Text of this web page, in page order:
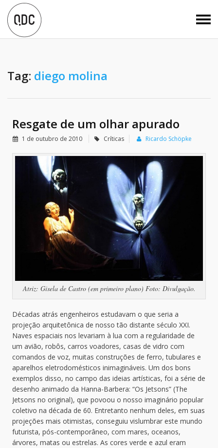
Tag: diego molina
Resgate de um olhar apurado
1 de outubro de 2010 Críticas Ricardo Schöpke
Atriz: Gisela de Castro (em primeiro plano) Foto: Divulgação.
Décadas atrás engenheiros estudavam o que seria a
projeção arquitetônica de nosso tão distante século XXI.
Naves espaciais nos levariam à lua com a regularidade de
um avião, robôs, carros voadores, casas de vidro com
comandos de voz, muitas construções de ferro, tubulares e
aparelhos eletrodomésticos inimagináveis. Um dos bons
exemplos disso, no campo das ideias artísticas, foi a série de
desenho animado da Hanna-Barbera: “Os Jetsons” (The
Jetsons no original), que povoou o nosso imaginário popular
coletivo na década de 60. Entretanto nenhum deles, em suas
projeções mais otimistas, conseguiu vislumbrar este mundo
futurista, pós-contemporâneo, com mares, oceanos,
árvores, matas ou estrelas. As cores verde e azul eram